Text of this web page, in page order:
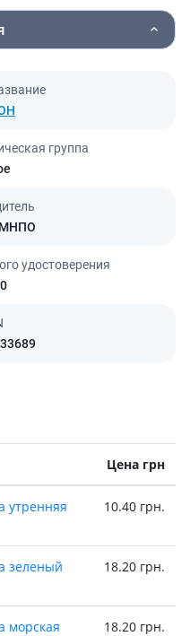
группа
удостоверения
Цена грн
утренняя
10.40 грн.
зеленый
18.20 грн.
морская
18.20 грн.